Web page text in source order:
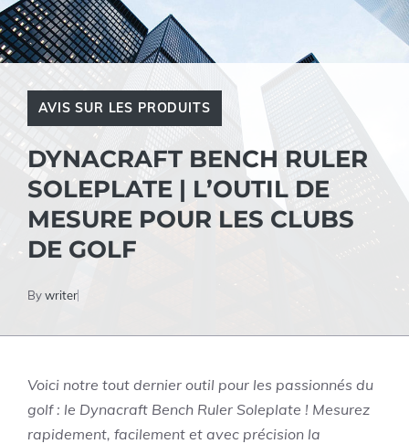
AVIS SUR LES PRODUITS
DYNACRAFT BENCH RULER
SOLEPLATE | L’OUTIL DE
MESURE POUR LES CLUBS
DE GOLF
Bywriter
Voici notre tout dernier outil pour les passionnés du
golf : le Dynacraft Bench Ruler Soleplate ! Mesurez
rapidement, facilement et avec précision la